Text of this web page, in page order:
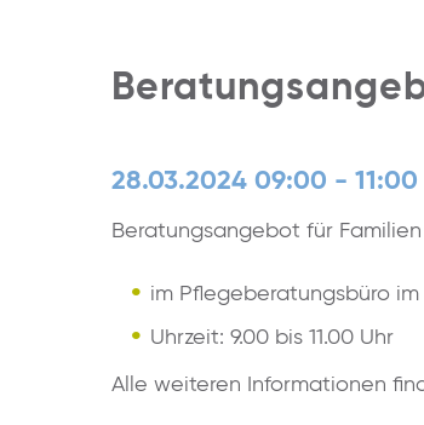
28.03.2024 09:00 - 11:00
Beratungsangebot für
im Pflegeberatungsbüro
Uhrzeit: 9.00 bis 11.00 Uhr
Alle weiteren Informationen